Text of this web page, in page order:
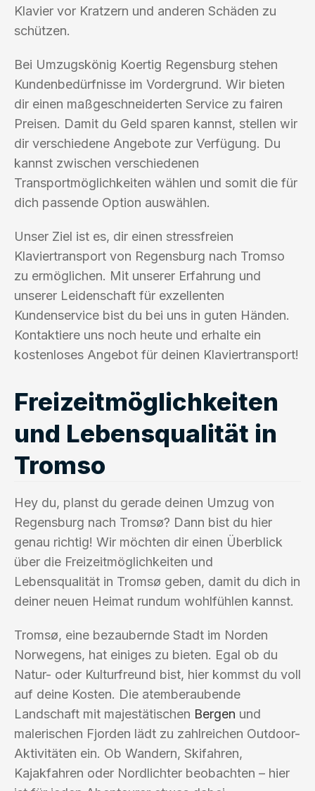
Klavier vor Kratzern und anderen Schäden zu
schützen.
Bei Umzugskönig Koertig Regensburg stehen
Kundenbedürfnisse im Vordergrund. Wir bieten
dir einen maßgeschneiderten Service zu fairen
Preisen. Damit du Geld sparen kannst, stellen wir
dir verschiedene Angebote zur Verfügung. Du
kannst zwischen verschiedenen
Transportmöglichkeiten wählen und somit die für
dich passende Option auswählen.
Unser Ziel ist es, dir einen stressfreien
Klaviertransport von Regensburg nach Tromso
zu ermöglichen. Mit unserer Erfahrung und
unserer Leidenschaft für exzellenten
Kundenservice bist du bei uns in guten Händen.
Kontaktiere uns noch heute und erhalte ein
kostenloses Angebot für deinen Klaviertransport!
Freizeitmöglichkeiten
und Lebensqualität in
Tromso
Hey du, planst du gerade deinen Umzug von
Regensburg nach Tromsø? Dann bist du hier
genau richtig! Wir möchten dir einen Überblick
über die Freizeitmöglichkeiten und
Lebensqualität in Tromsø geben, damit du dich in
deiner neuen Heimat rundum wohlfühlen kannst.
Tromsø, eine bezaubernde Stadt im Norden
Norwegens, hat einiges zu bieten. Egal ob du
Natur- oder Kulturfreund bist, hier kommst du voll
auf deine Kosten. Die atemberaubende
Landschaft mit majestätischen Bergen und
malerischen Fjorden lädt zu zahlreichen Outdoor-
Aktivitäten ein. Ob Wandern, Skifahren,
Kajakfahren oder Nordlichter beobachten – hier